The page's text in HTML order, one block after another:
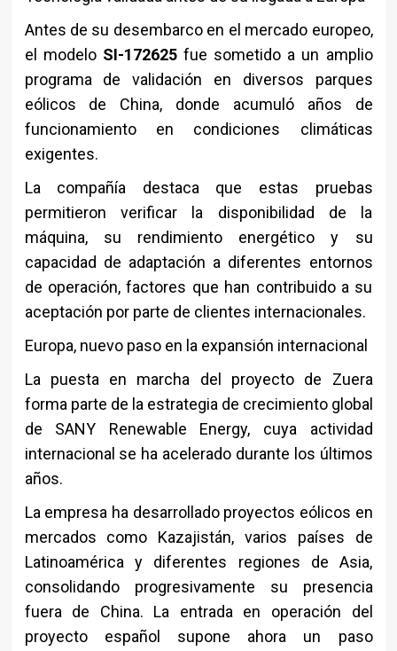
Antes de su desembarco en el mercado europeo,
el modelo SI-172625fue sometido a un amplio
programa de validación en diversos parques
eólicos de China, donde acumuló años de
funcionamiento en condiciones climáticas
exigentes.
La compañía destaca que estas pruebas
permitieron verificar la disponibilidad de la
máquina, su rendimiento energético y su
capacidad de adaptación a diferentes entornos
de operación, factores que han contribuido a su
aceptación por parte de clientes internacionales.
Europa, nuevo paso en la expansión internacional
La puesta en marcha del proyecto de Zuera
forma parte de la estrategia de crecimiento global
de SANY Renewable Energy, cuya actividad
internacional se ha acelerado durante los últimos
años.
La empresa ha desarrollado proyectos eólicos en
mercados como Kazajistán, varios países de
Latinoamérica y diferentes regiones de Asia,
consolidando progresivamente su presencia
fuera de China. La entrada en operación del
proyecto español supone ahora un paso